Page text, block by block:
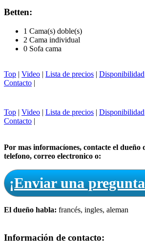
Betten:
1 Cama(s) doble(s)
2 Cama individual
0 Sofa cama
Top | Video | Lista de precios | Disponibilidad
Contacto |
Top | Video | Lista de precios | Disponibilidad
Contacto |
Por mas informacíones, contacte el dueño
telefono, correo electronico o:
¡Enviar una
El dueño habla: francés, ingles, aleman
Información de contacto: